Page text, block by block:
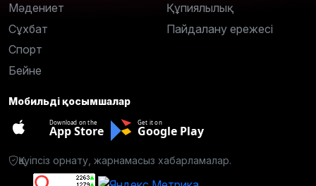
Мәдениет
Сұхбат
Спорт
Бейне
Құпиялылық
Пайдалану ережесі
Мобильді қосымшалар
Download on the
App Store
Get it on
Google Play
Қауіпсіз орнату, жарнамасыз хабарламалар.